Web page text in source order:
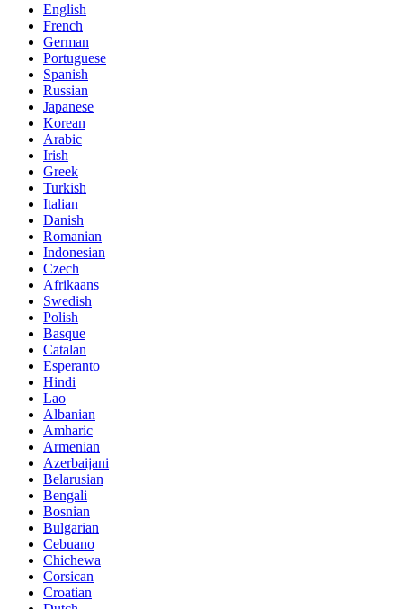
English
French
German
Portuguese
Spanish
Russian
Japanese
Korean
Arabic
Irish
Greek
Turkish
Italian
Danish
Romanian
Indonesian
Czech
Afrikaans
Swedish
Polish
Basque
Catalan
Esperanto
Hindi
Lao
Albanian
Amharic
Armenian
Azerbaijani
Belarusian
Bengali
Bosnian
Bulgarian
Cebuano
Chichewa
Corsican
Croatian